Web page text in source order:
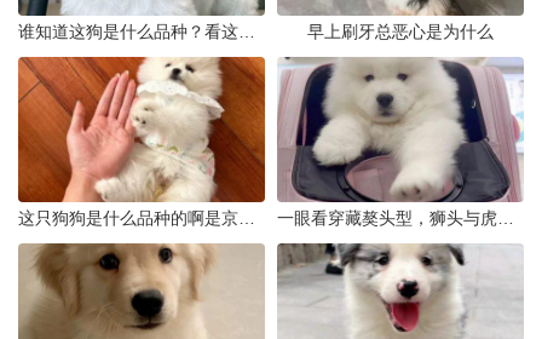
早上刷牙总恶心是为什么